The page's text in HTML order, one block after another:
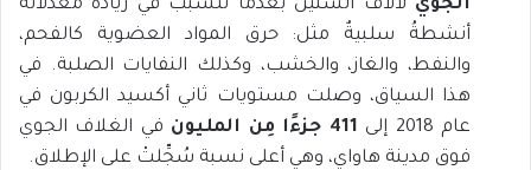
الجوي لآلاف السنين بعدما تتسبب في زيادة معدلاته
أنشطةُ سلبيةٌ مثل: حرق المواد العضوية كالفحم،
والنفط، والغاز، والخشب، وكذلك النفايات الصلبة. في
هذا السياق، وصلت مستويات ثاني أكسيد الكربون في
عام 2018 إلى
411 جزءًا مِن المليون
في الغلاف الجوي
فوق مدينة هاواي، وهي أعلى نسبة سُجِّلتْ على الإطلاق.